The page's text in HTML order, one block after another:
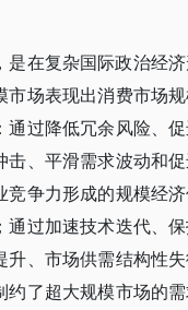
在复杂国际政治经
场表现出消费市场
过降低冗余风险、
击、平滑需求波动和
争力形成的规模经
过加速技术迭代、
、市场供需结构性
约了超大规模市场的